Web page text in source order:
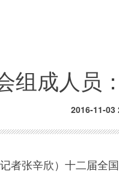
组成人员
2016-11-03
张辛欣）十二届全国